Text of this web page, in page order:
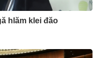
hlăm klei đăo